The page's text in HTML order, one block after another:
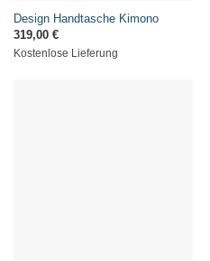
Design Handtasche Kimono
319,00 €
Kostenlose Lieferung